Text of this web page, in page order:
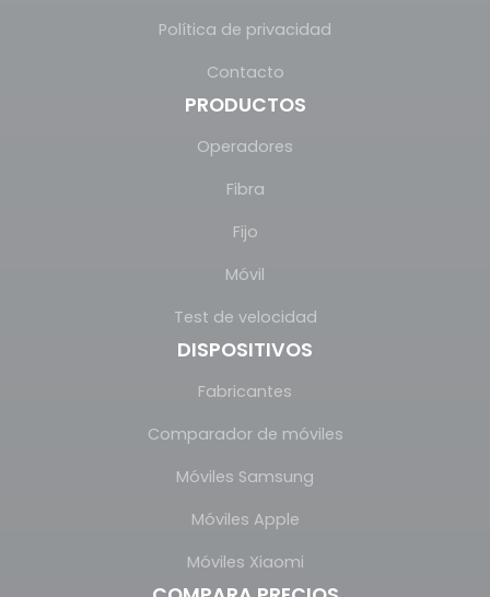
Política de privacidad
Contacto
PRODUCTOS
Operadores
Fibra
Fijo
Móvil
Test de velocidad
DISPOSITIVOS
Fabricantes
Comparador de móviles
Móviles Samsung
Móviles Apple
Móviles Xiaomi